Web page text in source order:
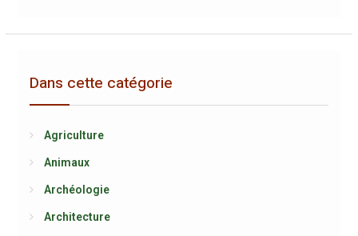
Dans cette catégorie
Agriculture
Animaux
Archéologie
Architecture